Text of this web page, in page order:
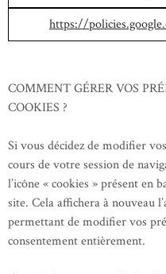
https://
COMMENT GÉRER VOS
COOKIES ?
Si vous décidez de modifier
cours de votre session de
l’icône « cookies » présent en
site. Cela affichera à nouveau
permettant de modifier vos
consentement entièrement.